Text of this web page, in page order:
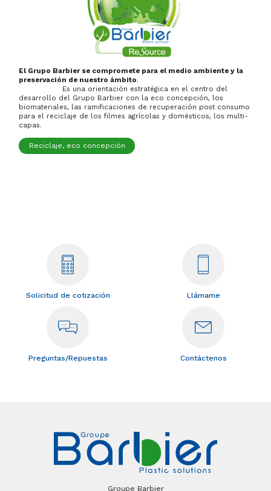
El Grupo Barbier se compromete para el medio ambiente y la
preservación de nuestro ámbito.
Es una orientación estratégica en el centro del
desarrollo del Grupo Barbier con la eco concepción, los
biomateriales, las ramificaciones de recuperación post consumo
para el reciclaje de los filmes agrícolas y domésticos, los multi-
capas.
Reciclaje, eco concepción
Solicitud de cotización Llámame
Preguntas/Repuestas Contáctenos
Groupe Barbier